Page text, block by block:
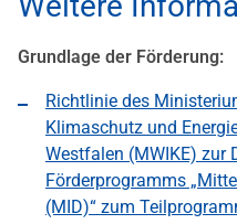
Grundlage der Förderung:
Richtlinie des
Klimaschutz und
Westfalen (MWIKE) zur
Förderprogramms
(MID)“ zum